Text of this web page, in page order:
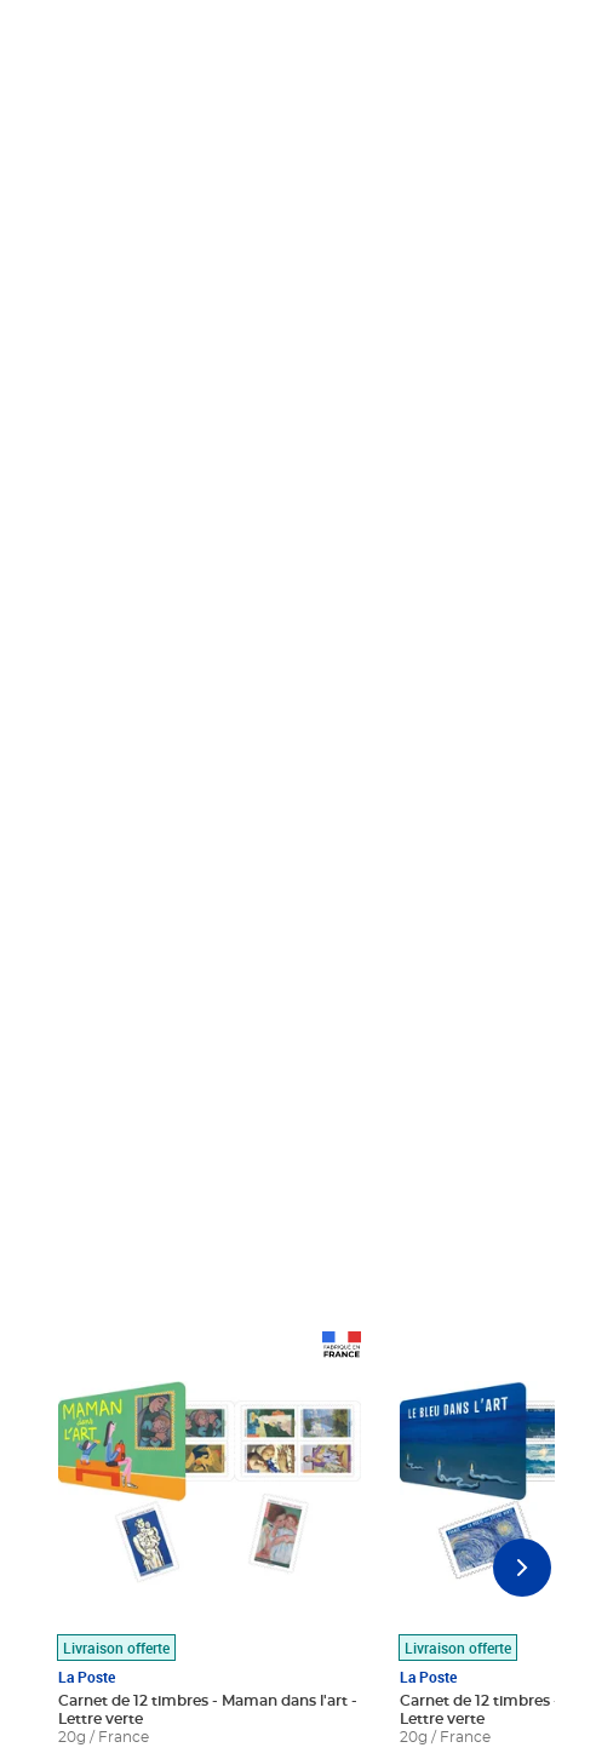
Livraison offerte
La Poste
Carnet de 12 timbres - Maman dans l'art -
Lettre verte
20g / France
Livraison offerte
La Poste
Carnet de 12 timbres - Le
Lettre verte
20g / France